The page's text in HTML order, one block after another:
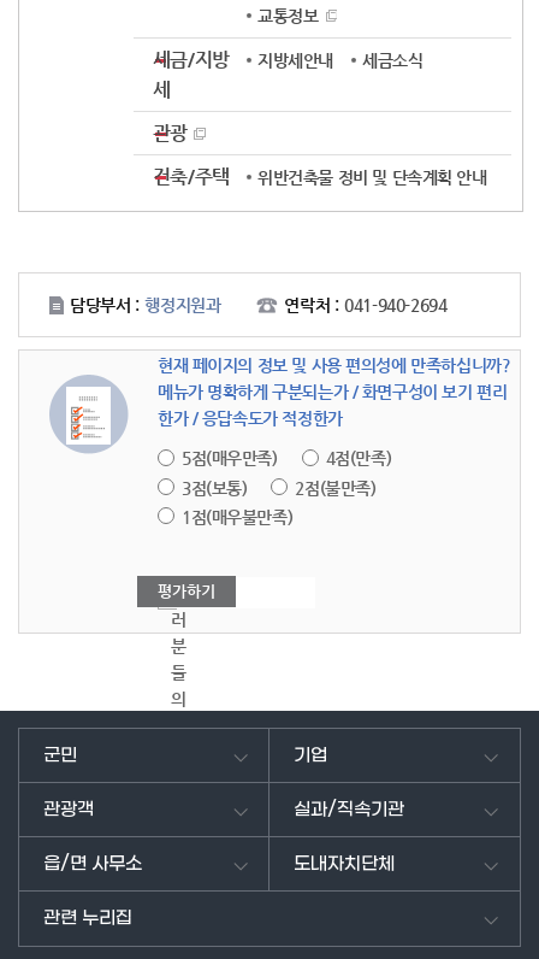
교통정보
세금/지방
세
지방세안내 세금소식
관광
건축/주택
위반건축물 정비 및 단속계획 안내
담당부서 : 행정지원과 연락처 : 041-940-2694
현재 페이지의 정보 및 사용 편의성에 만족하십니까?
메뉴가 명확하게 구분되는가 / 화면구성이 보기 편리
한가 / 응답속도가 적정한가
5점(매우만족)
4점(만족)
3점(보통)
2점(불만족)
1점(매우불만족)
여
러
분
들
의
의
을
군민 기업
관광객 실과/직속기관
읍/면 사무소 도내자치단체
관련 누리집